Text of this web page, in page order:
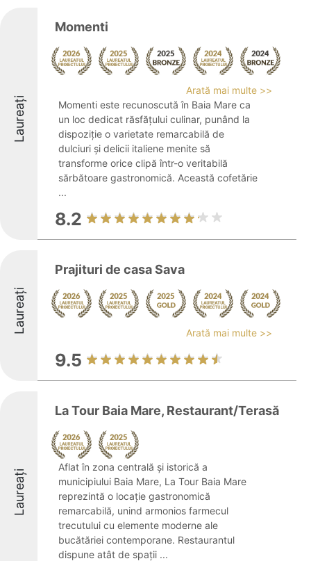
Laureați
Momenti
Arată mai multe >>
Momenti este recunoscută în Baia Mare ca
un loc dedicat răsfățului culinar, punând la
dispoziție o varietate remarcabilă de
dulciuri și delicii italiene menite să
transforme orice clipă într-o veritabilă
sărbătoare gastronomică. Această cofetărie
...
8.2
Laureați
Prajituri de casa Sava
Arată mai multe >>
9.5
Laureați
La Tour Baia Mare, Restaurant/Terasă
Aflat în zona centrală și istorică a
municipiului Baia Mare, La Tour Baia Mare
reprezintă o locație gastronomică
remarcabilă, unind armonios farmecul
trecutului cu elemente moderne ale
bucătăriei contemporane. Restaurantul
dispune atât de spații ...